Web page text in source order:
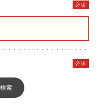
必須
必須
索